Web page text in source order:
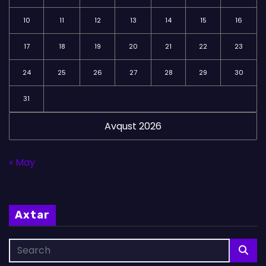
Avqust 2026
10 11 12 13 14 15 16
17 18 19 20 21 22 23
24 25 26 27 28 29 30
31
« May
Axtar